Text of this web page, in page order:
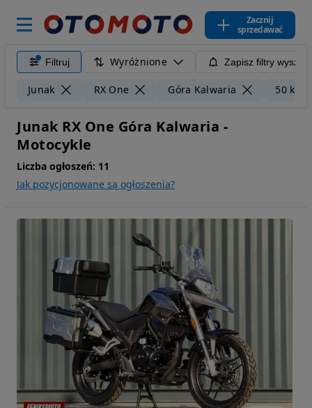
Zacznij
sprzedawać
Filtruj Wyróżnione Zapisz filtry
Junak RX One Góra Kalwaria 50 km
Junak RX One Góra Kalwaria -
Motocykle
Liczba ogłoszeń: 11
Jak pozycjonowane są ogłoszenia?